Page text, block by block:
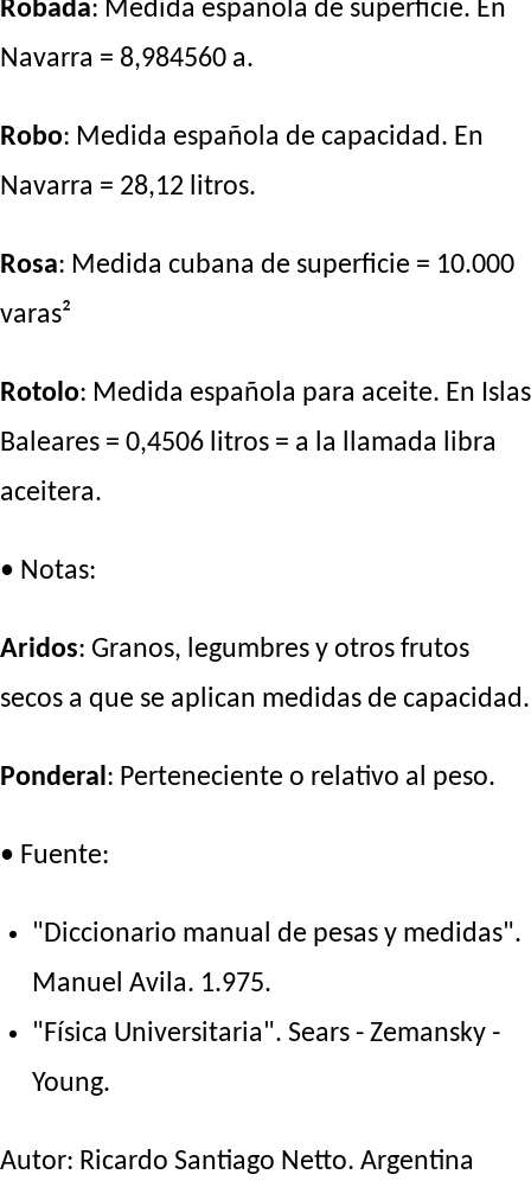
Robada: Medida española de superficie. En
Navarra = 8,984560 a.
Robo: Medida española de capacidad. En
Navarra = 28,12 litros.
Rosa: Medida cubana de superficie = 10.000
varas²
Rotolo: Medida española para aceite. En Islas
Baleares = 0,4506 litros = a la llamada libra
aceitera.
• Notas:
Aridos: Granos, legumbres y otros frutos
secos a que se aplican medidas de capacidad.
Ponderal: Perteneciente o relativo al peso.
• Fuente:
"Diccionario manual de pesas y medidas".
Manuel Avila. 1.975.
"Física Universitaria". Sears - Zemansky -
Young.
Autor: Ricardo Santiago Netto. Argentina